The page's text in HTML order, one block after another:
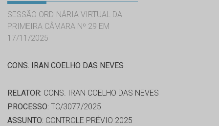
SESSÃO ORDINÁRIA VIRTUAL DA
PRIMEIRA CÂMARA Nº 29 EM
17/11/2025
CONS. IRAN COELHO DAS NEVES
RELATOR: CONS. IRAN COELHO DAS NEVES
PROCESSO: TC/3077/2025
ASSUNTO: CONTROLE PRÉVIO 2025